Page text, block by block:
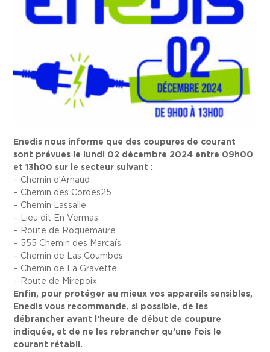
Enedis nous informe que des coupures de courant
sont prévues le lundi 02 décembre 2024 entre 09h00
et 13h00 sur le secteur suivant :
– Chemin d’Arnaud
– Chemin des Cordes25
– Chemin Lassalle
– Lieu dit En Vermas
– Route de Roquemaure
– 555 Chemin des Marcaïs
– Chemin de Las Coumbos
– Chemin de La Gravette
– Route de Mirepoix
Enfin, pour protéger au mieux vos appareils sensibles,
Enedis vous recommande, si possible, de les
débrancher avant l’heure de début de coupure
indiquée, et de ne les rebrancher qu’une fois le
courant rétabli.